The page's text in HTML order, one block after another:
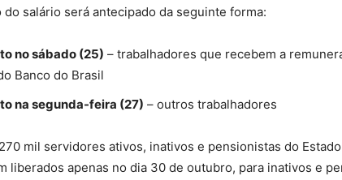
do salário será antecipado da seguinte forma:
no sábado (25) – trabalhadores que recebem a
Banco do Brasil
na segunda-feira (27) – outros trabalhadores
mil servidores ativos, inativos e pensionistas do
liberados apenas no dia 30 de outubro, para inativos e